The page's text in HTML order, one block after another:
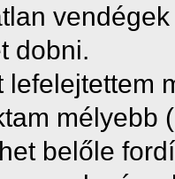
dobni.
lefelejtettem
mélyebb
belőle